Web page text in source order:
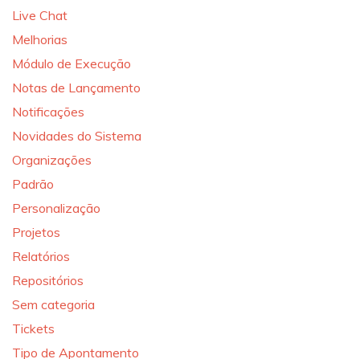
Live Chat
Melhorias
Módulo de Execução
Notas de Lançamento
Notificações
Novidades do Sistema
Organizações
Padrão
Personalização
Projetos
Relatórios
Repositórios
Sem categoria
Tickets
Tipo de Apontamento